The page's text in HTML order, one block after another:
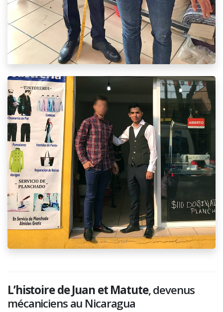
L’histoire de Juan et Matute, devenus
mécaniciens au Nicaragua